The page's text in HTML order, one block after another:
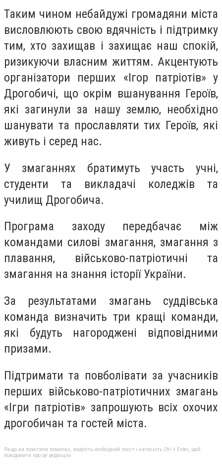
Таким чином небайдужі громадяни міста
висловлюють свою вдячність і підтримку
тим, хто захищав і захищає наш спокій,
ризикуючи власним життям. Акцентують
організатори перших «Ігор патріотів» у
Дрогобичі, що окрім вшанування Героїв,
які загинули за нашу землю, необхідно
шанувати та прославляти тих Героїв, які
живуть і серед нас.
У змаганнях братимуть участь учні,
студенти та викладачі коледжів та
училищ Дрогобича.
Програма заходу передбачає між
командами силові змагання, змагання з
плавання, військово-патріотичні та
змагання на знання історії України.
За результатами змагань суддівська
команда визначить три кращі команди,
які будуть нагороджені відповідними
призами.
Підтримати та повболівати за учасників
перших військово-патріотичних змагань
«Ігри патріотів» запрошують всіх охочих
дрогобичан та гостей міста.
Якщо ви помітили помилку, виділіть необхідний текст і натисніть Ctrl + Enter, щоб
повідомити про це редакцію